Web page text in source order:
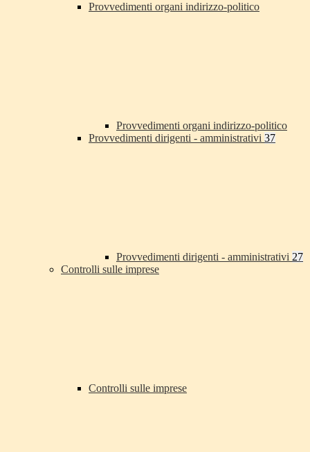
Provvedimenti organi indirizzo-politico
Provvedimenti organi indirizzo-politico
Provvedimenti dirigenti - amministrativi 37
Provvedimenti dirigenti - amministrativi 27
Controlli sulle imprese
Controlli sulle imprese